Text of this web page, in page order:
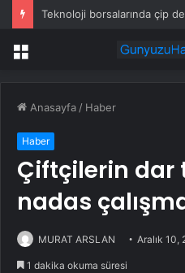
Menü
Anasayfa / Haber
Haber
Çiftçilerin dar
nadas
MURAT ARSLAN Aralık 10,
1 dakika okuma süresi